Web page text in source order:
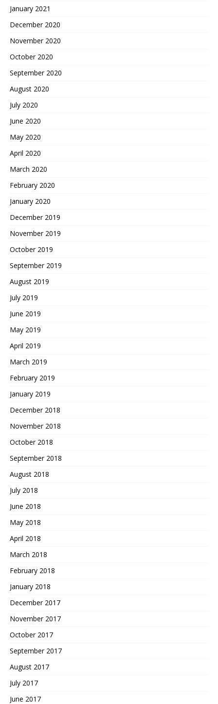
January 2021
December 2020
November 2020
October 2020
September 2020
August 2020
July 2020
June 2020
May 2020
April 2020
March 2020
February 2020
January 2020
December 2019
November 2019
October 2019
September 2019
August 2019
July 2019
June 2019
May 2019
April 2019
March 2019
February 2019
January 2019
December 2018
November 2018
October 2018
September 2018
August 2018
July 2018
June 2018
May 2018
April 2018
March 2018
February 2018
January 2018
December 2017
November 2017
October 2017
September 2017
August 2017
July 2017
June 2017